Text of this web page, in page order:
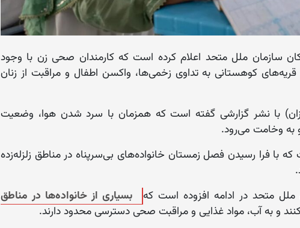
سازمان ملل متحد اعلام کرده است که کارمندان صحی زن با وجود
کوهستانی به تداوی زخمی‌ها، واکسن اطفال و مراقبت از زنان
امروز (چهارشنبه، ۳۰ میزان) با نشر گزارشی گفته است که همزمان با سرد شدن هوا، وضعیت
به وخامت می‌رود.
با فرا رسیدن فصل زمستان خانواده‌های بی‌سرپناه در مناطق زلزله‌زده
متحد در ادامه افزوده است که
بسیاری از خانواده‌ها در مناطق
و به آب، مواد غذایی و مراقبت صحی دسترسی محدود دارند.